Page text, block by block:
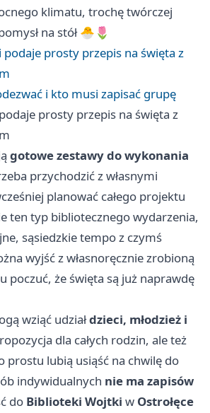
klimatu, trochę twórczej
na stół 🐣🌷
prosty przepis na święta z
i kto musi zapisać grupę
prosty przepis na święta z
gotowe zestawy do wykonania
przychodzić z własnymi
planować całego projektu
ten typ bibliotecznego wydarzenia,
sąsiedzkie tempo z czymś
wyjść z własnoręcznie zrobioną
poczuć, że święta są już naprawdę
wziąć udziałdzieci, młodzież i
dla całych rodzin, ale też
prostu lubią usiąść na chwilę do
indywidualnych nie ma zapisów
do Biblioteki Wojtki w Ostrołęce